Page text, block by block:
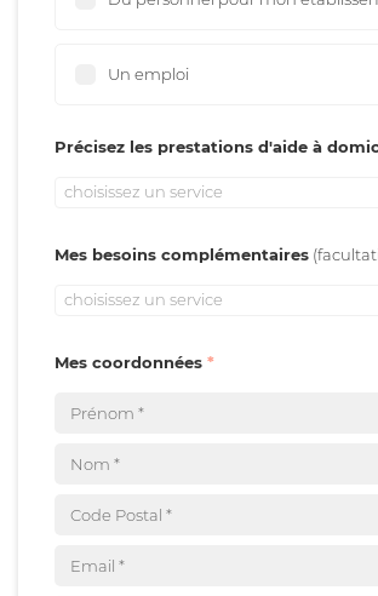
Un emploi
Précisez les prestations d'aide à
choisissez un service
Mes besoins complémentaires
choisissez un service
Mes coordonnées